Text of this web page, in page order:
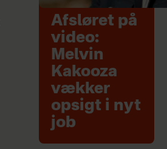
Afsløret på
video:
Melvin
Kakooza
vækker
opsigt i nyt
job